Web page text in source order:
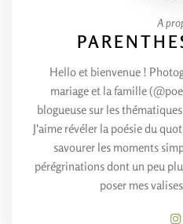
A
Hello et bienvenue !
mariage et la famille
blogueuse sur les
J'aime révéler la poésie du
savourer les moments
pérégrinations dont un peu
poser mes